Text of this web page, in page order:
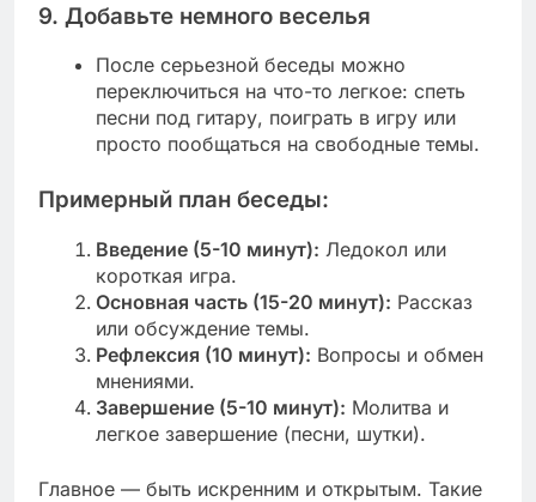
9. Добавьте немного веселья
После серьезной беседы можно
переключиться на что-то легкое: спеть
песни под гитару, поиграть в игру или
просто пообщаться на свободные темы.
Примерный план беседы:
Введение (5-10 минут): Ледокол или
короткая игра.
Основная часть (15-20 минут): Рассказ
или обсуждение темы.
Рефлексия (10 минут): Вопросы и обмен
мнениями.
Завершение (5-10 минут): Молитва и
легкое завершение (песни, шутки).
Главное — быть искренним и открытым. Такие